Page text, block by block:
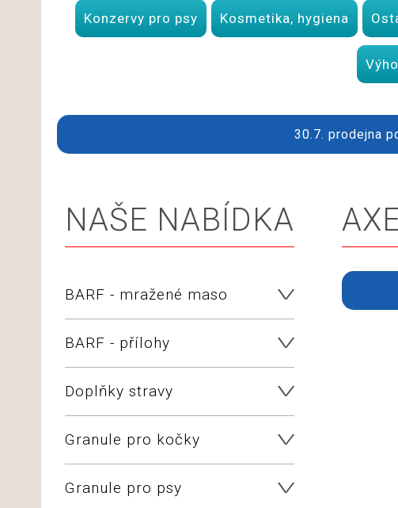
Konzervy pro psy Kosmetika, hygiena
30.7. prodejna
NAŠE NABÍDKA
BARF - mražené maso
BARF - přílohy
Doplňky stravy
Granule pro kočky
Granule pro psy